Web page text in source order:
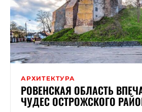
АРХИТЕКТУРА
РОВЕНСКАЯ ОБЛАСТЬ
ЧУДЕС ОСТРОЖСКОГО